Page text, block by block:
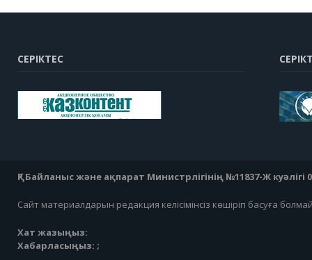
СЕРІКТЕС
ҚР Байланыс және ақпарат Министрлігінің №11837-Ж куәлігі
Сайт материалдарын редакция келісімінсіз көшіріп басуға
Хат жазыңыз:
Хабарласыңыз: ;